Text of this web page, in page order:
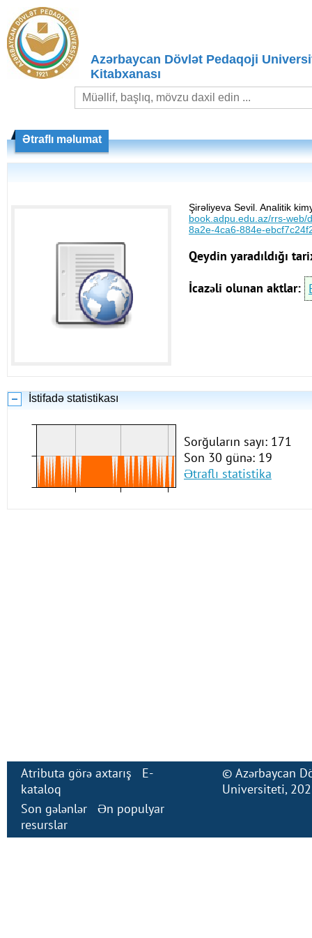
Azərbaycan Dövlət Pedaqoji
Kitabxanası
Ətraflı məlumat
Şirəliyeva Sevil. Analitik
book.adpu.edu.az/rrs-web/
8a2e-4ca6-884e-
Qeydin yaradıldığı
İcazəli olunan aktlar:
İstifadə statistikası
Sorğuların sayı: 171
Son 30 günə: 19
Ətraflı statistika
Atributa görə axtarış
E-
kataloq
Son gələnlər
Ən populyar
resurslar
© Azərbaycan
Universiteti,